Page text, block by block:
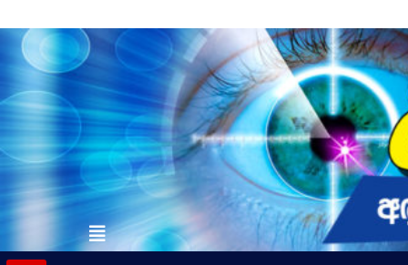
to
contentvinivida.lk